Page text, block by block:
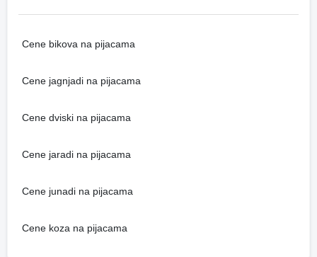
Cene bikova na pijacama
Cene jagnjadi na pijacama
Cene dviski na pijacama
Cene jaradi na pijacama
Cene junadi na pijacama
Cene koza na pijacama